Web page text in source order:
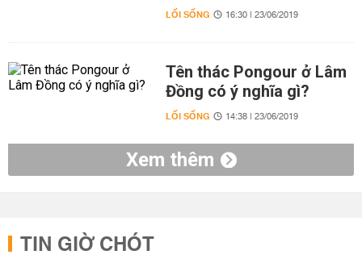
LỐI SỐNG 16:30 | 23/06/2019
Tên thác Pongour ở Lâm
Đồng có ý nghĩa gì?
LỐI SỐNG 14:38 | 23/06/2019
Xem thêm
TIN GIỜ CHÓT